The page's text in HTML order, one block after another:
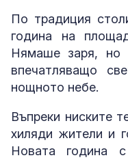
По традиция
година на
Нямаше заря, но
впечатляващо
нощното небе.
Въпреки ниските
хиляди жители и
Новата година